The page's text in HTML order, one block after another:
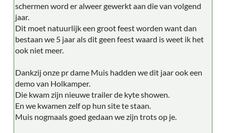
schermen word er alweer gewerkt aan die van volgend
jaar.
Dit moet natuurlijk een groot feest worden want dan
bestaan we 5 jaar als dit geen feest waard is weet ik het
ook niet meer.
Dankzij onze pr dame Muis hadden we dit jaar ook een
demo van Holkamper.
Die kwam zijn nieuwe trailer de kyte showen.
En we kwamen zelf op hun site te staan.
Muis nogmaals goed gedaan we zijn trots op je.